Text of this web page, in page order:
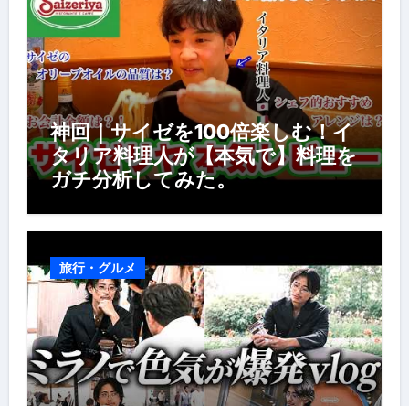
神回｜サイゼを100倍楽しむ！イ
タリア料理人が【本気で】料理を
ガチ分析してみた。
旅行・グルメ